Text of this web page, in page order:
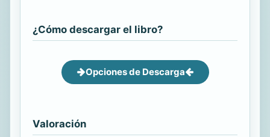
¿Cómo descargar el libro?
Opciones de Descarga
Valoración